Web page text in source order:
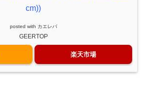
cm))
posted with カエレバ
GEERTOP
楽天市場